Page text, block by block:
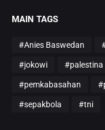
MAIN TAGS
#Anies Baswedan
#jokowi #palestina
#pemkabasahan
#sepakbola #tni